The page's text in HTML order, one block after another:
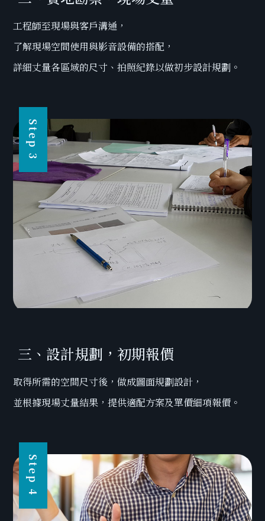
工程師至現場與客戶溝通，
了解現場空間使用與影音設備的搭配，
詳細丈量各區域的尺寸、拍照紀錄以做初步設計規劃。
Step 3
三、設計規劃，初期報價
取得所需的空間尺寸後，做成圖面規劃設計，
並根據現場丈量結果，提供適配方案及單價細項報價。
Step 4